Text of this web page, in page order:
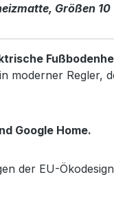
Größen
moderner Regler,
Google Home.
der EU-